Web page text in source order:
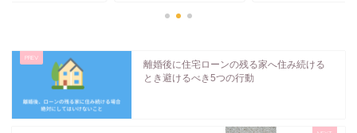
離婚後に住宅ローンの残る家へ住み続ける
とき避けるべき5つの行動